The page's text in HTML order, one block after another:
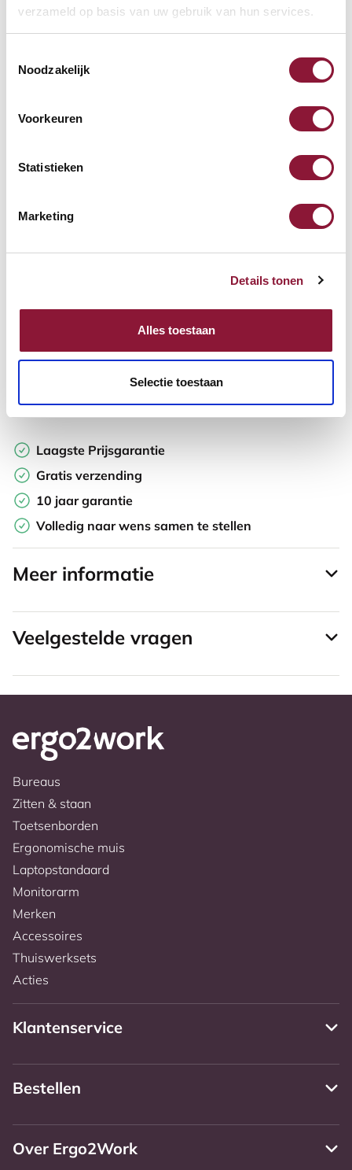
verzameld op basis van uw gebruik van hun services.
Noodzakelijk
Voorkeuren
Statistieken
Marketing
Details tonen
Alles toestaan
Selectie toestaan
Aantal:
Op zoek naar aantallen? Maak je werkplek compleet en vraag
direct een offerte op maat aan.
Offerte aanvragen
Laagste Prijsgarantie
Gratis verzending
10 jaar garantie
Volledig naar wens samen te stellen
Meer informatie
Veelgestelde vragen
Bureaus
Zitten & staan
Toetsenborden
Ergonomische muis
Laptopstandaard
Monitorarm
Merken
Accessoires
Thuiswerksets
Acties
Klantenservice
Bestellen
Over Ergo2Work